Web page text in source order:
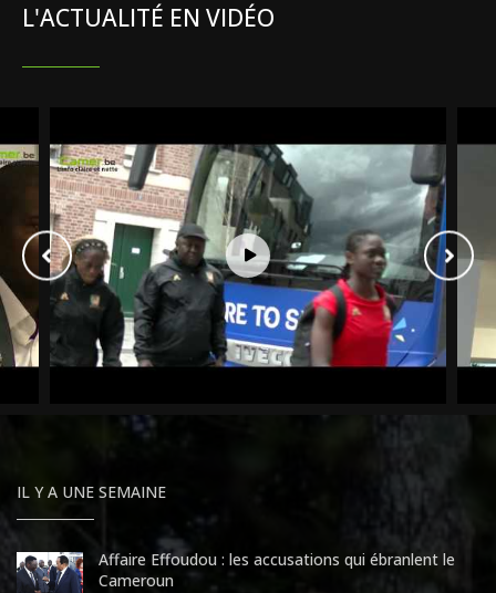
L'ACTUALITÉ EN VIDÉO
IL Y A UNE SEMAINE
Affaire Effoudou : les accusations qui ébranlent le
Cameroun